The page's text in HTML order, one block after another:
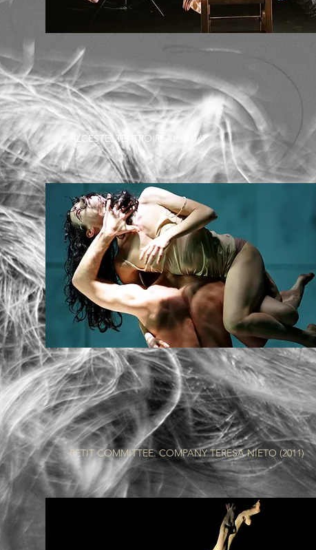
ALCESTE. TEATRO REAL (2014)
PETIT COMMITTEE. COMPANY TERESA NIETO (2011)